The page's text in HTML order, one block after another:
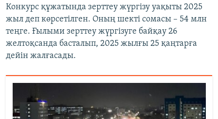
Конкурс құжатында зерттеу жүргізу уақыты 2025
жыл деп көрсетілген. Оның шекті сомасы – 54 млн
теңге. Ғылыми зерттеу жүргізуге байқау 26
желтоқсанда басталып, 2025 жылғы 25 қаңтарға
дейін жалғасады.